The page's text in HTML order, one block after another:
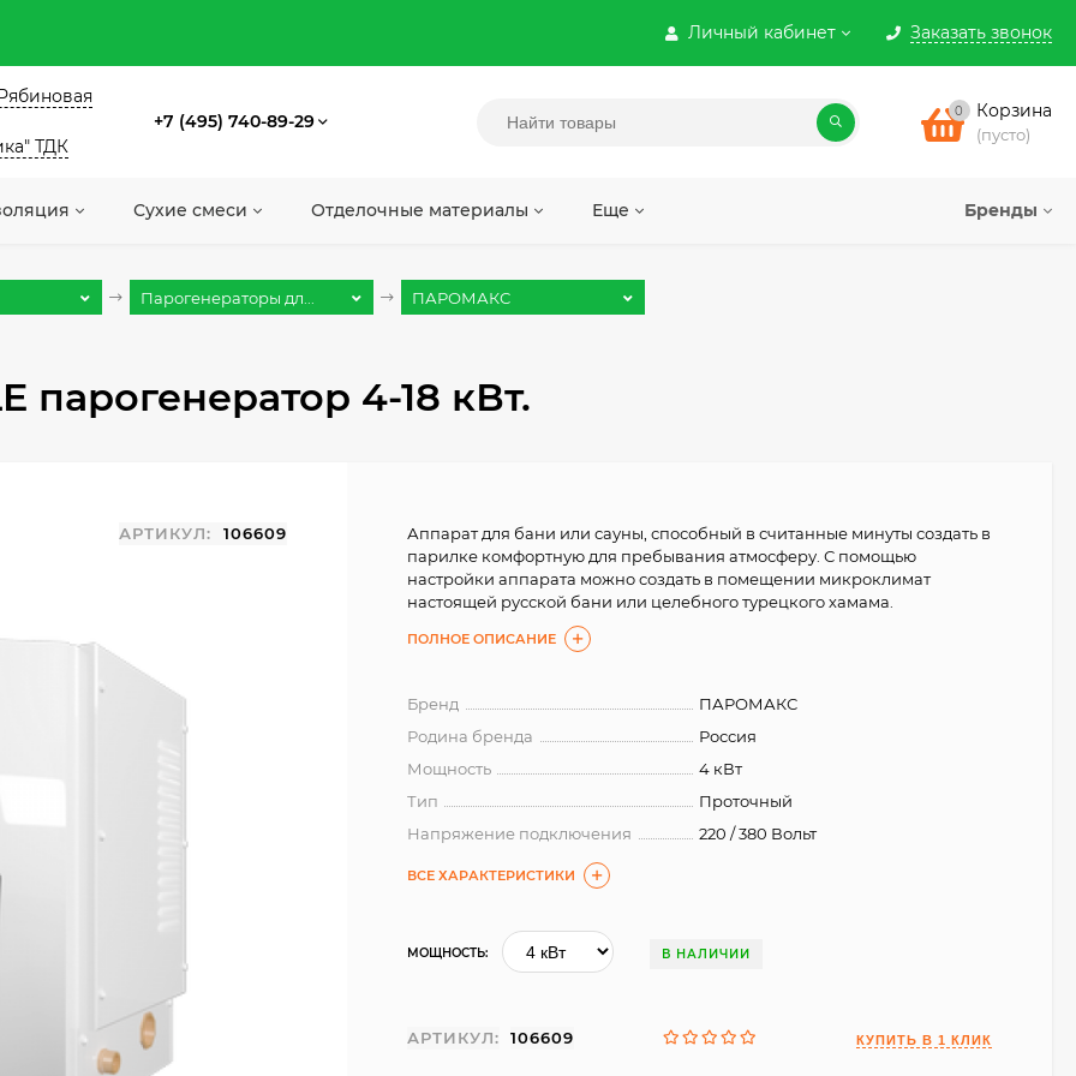
Личный кабинет Заказать звонок
ТДК
+7 (495) 740-89-29 0 Корзина
(пусто)
Бренды
Сухие смеси Отделочные материалы Еще
Парогенераторы дл... ПАРОМАКС
парогенератор 4-18 кВт.
АРТИКУЛ: 106609
Аппарат для бани или сауны, способный в считанные минуты создать в
парилке комфортную для пребывания атмосферу. С помощью
настройки аппарата можно создать в помещении микроклимат
настоящей русской бани или целебного турецкого хамама.
ПОЛНОЕ ОПИСАНИЕ
Бренд
ПАРОМАКС
Родина бренда
Россия
Мощность
4 кВт
Тип
Проточный
Напряжение подключения
220 / 380 Вольт
ВСЕ ХАРАКТЕРИСТИКИ
МОЩНОСТЬ: В НАЛИЧИИ
АРТИКУЛ: 106609